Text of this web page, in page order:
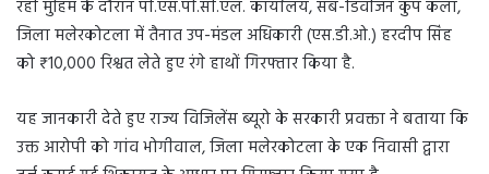
रही मुहिम के दौरान पी.एस.पी.सी.एल. कार्यालय, सब-डिवीजन कुप कलां,
जिला मलेरकोटला में तैनात उप-मंडल अधिकारी (एस.डी.ओ.) हरदीप सिंह
को ₹10,000 रिश्वत लेते हुए रंगे हाथों गिरफ्तार किया है.
यह जानकारी देते हुए राज्य विजिलेंस ब्यूरो के सरकारी प्रवक्ता ने बताया कि
उक्त आरोपी को गांव भोगीवाल, जिला मलेरकोटला के एक निवासी द्वारा